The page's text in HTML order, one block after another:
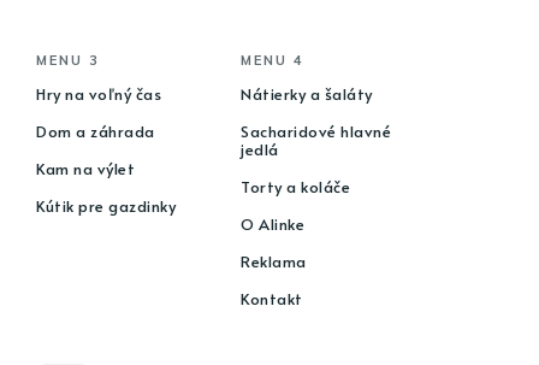
MENU 3
Hry na voľný čas
Dom a záhrada
Kam na výlet
Kútik pre gazdinky
MENU 4
Nátierky a šaláty
Sacharidové hlavné
jedlá
Torty a koláče
O Alinke
Reklama
Kontakt